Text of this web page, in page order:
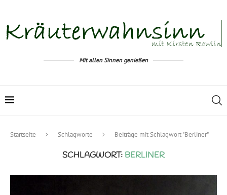
Mit allen Sinnen genießen
Startseite Schlagworte Beiträge mit Schlagwort "Berliner"
SCHLAGWORT: BERLINER